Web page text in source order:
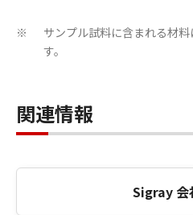
※
サンプル試料に含まれる材
す。
関連情報
Sigray 会